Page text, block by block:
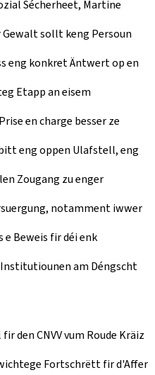
Sécherheet, Martine
sollt keng Persoun
eng konkret Äntwert op en
Etapp an eisem
en charge besser ze
eng oppen Ulafstell, eng
Zougang zu enger
notamment iwwer
e Beweis fir déi enk
am Déngscht
den CNVV vum Roude Kräiz
Fortschrëtt fir d'Affer